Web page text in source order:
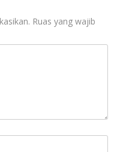
Ruas yang wajib